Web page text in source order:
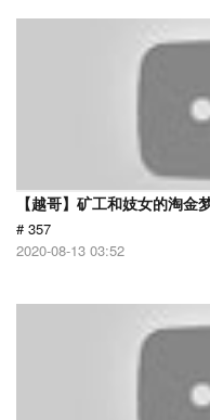
【越哥】矿工和妓女的淘金
# 357
2020-08-13 03:52